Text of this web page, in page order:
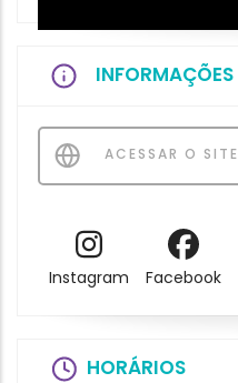
INFORMAÇÕES
ACESSAR O SITE
Instagram Facebook
HORÁRIOS